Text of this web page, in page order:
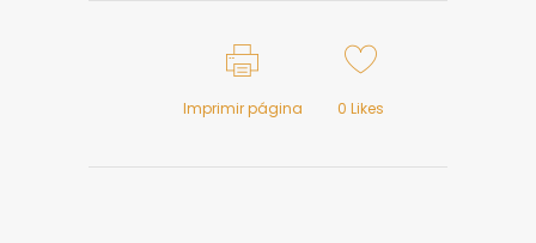
Imprimir página 0 Likes